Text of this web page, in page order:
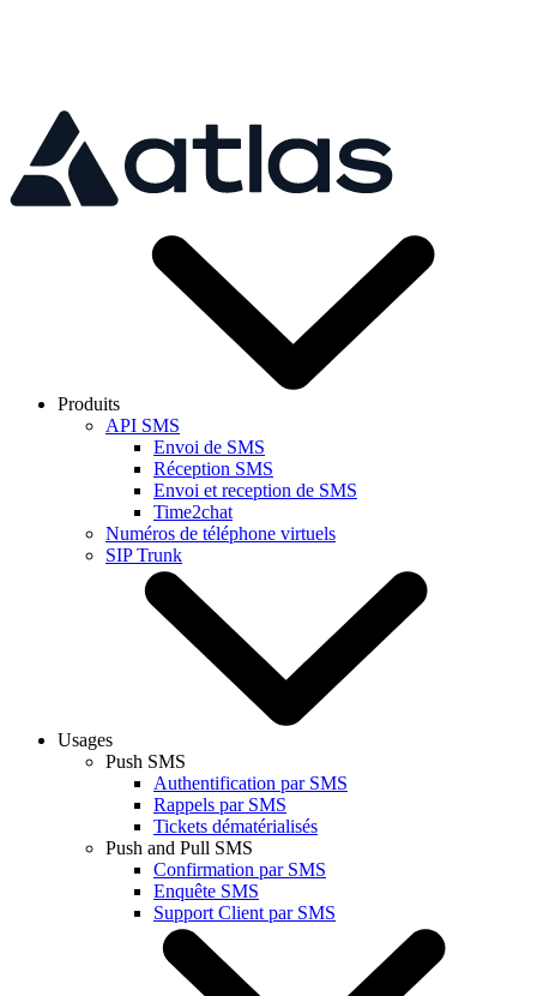
Produits
API SMS
Envoi de SMS
Réception SMS
Envoi et reception de SMS
Time2chat
Numéros de téléphone virtuels
SIP Trunk
Usages
Push SMS
Authentification par SMS
Rappels par SMS
Tickets dématérialisés
Push and Pull SMS
Confirmation par SMS
Enquête SMS
Support Client par SMS